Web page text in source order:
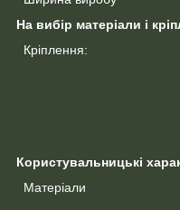
На вибір матеріали і
Кріплення:
Користувальницькі
Матеріали